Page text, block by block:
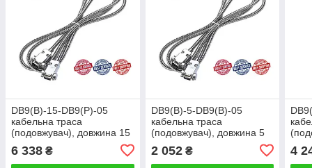
DB9(В)-15-DB9(Р)-05
кабельна траса
(подовжувач), довжина 15
6 338 ₴
DB9(В)-5-DB9(В)-05
кабельна траса
(подовжувач), довжина 5
2 052₴ 4